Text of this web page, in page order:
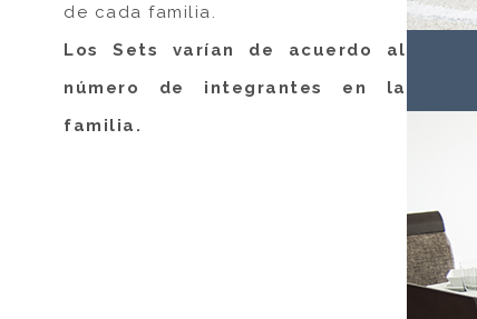
de cada familia.
Los Sets varían de acuerdo al
número de integrantes en la
familia.